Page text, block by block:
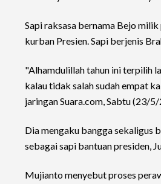
Sapi raksasa bernama Bejo
kurban Presien. Sapi berjenis
"Alhamdulillah tahun ini terpilih
kalau tidak salah sudah empat
jaringan Suara.com, Sabtu (23/
Dia mengaku bangga sekaligus
sebagai sapi bantuan presiden,
Mujianto menyebut proses